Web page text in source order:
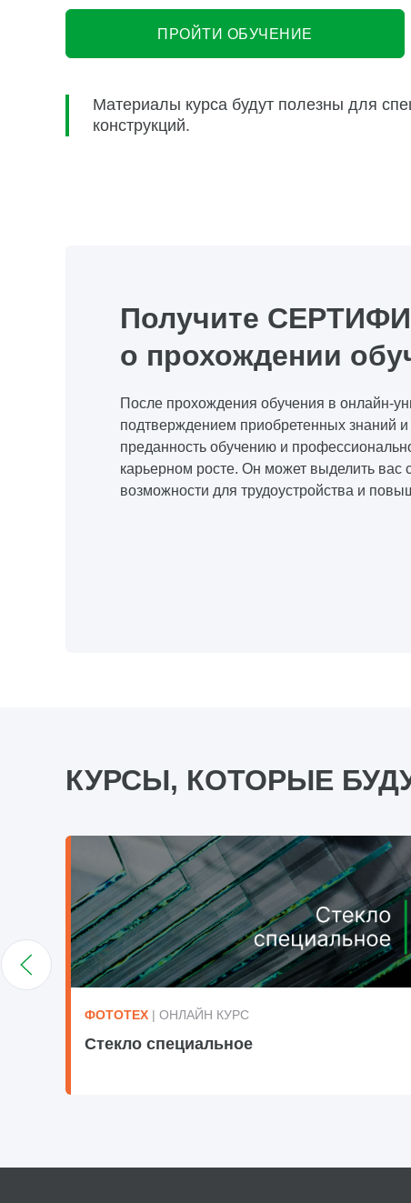
ПРОЙТИ ОБУЧЕНИЕ
Материалы курса будут полезны для
конструкций.
Получите
о прохождении
После прохождения обучения в онлайн-
подтверждением приобретенных знаний
преданность обучению и
карьерном росте. Он может выделить вас
возможности для трудоустройства и
КУРСЫ, КОТОРЫЕ
ФОТОТЕХ | ОНЛАЙН КУРС
Стекло специальное